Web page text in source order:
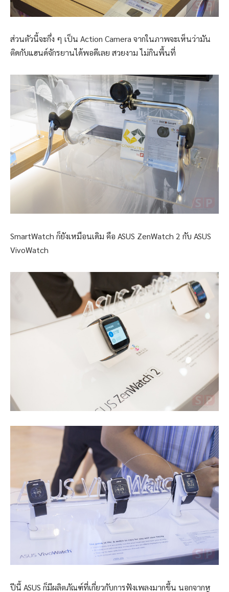
ส่วนตัวนี้จะกึ่ง ๆ เป็น Action Camera จากในภาพจะเห็นว่ามัน
ติดกับแฮนด์จักรยานได้พอดีเลย สวยงาม ไม่กินพื้นที่
SmartWatch ก็ยังเหมือนเดิม คือ ASUS ZenWatch 2 กับ ASUS
VivoWatch
ปีนี้ ASUS ก็มีผลิตภัณฑ์ที่เกี่ยวกับการฟังเพลงมากขึ้น นอกจากหู